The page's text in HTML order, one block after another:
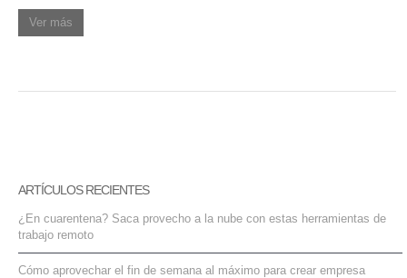
Ver más
ARTÍCULOS RECIENTES
¿En cuarentena? Saca provecho a la nube con estas herramientas de
trabajo remoto
Cómo aprovechar el fin de semana al máximo para crear empresa